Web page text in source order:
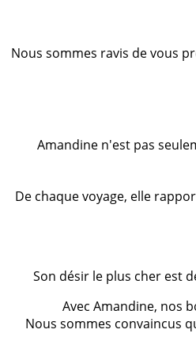
Nous sommes ravis de vous
Amandine n'est pas
De chaque voyage, elle
Son désir le plus cher est
Avec Amandine, nos
Nous sommes convaincus